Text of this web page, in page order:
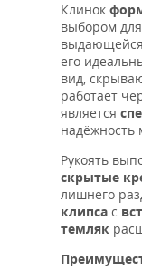
Клинок
выбором для
выдающейся
его
вид,
работает
является
надёжность
Рукоять
скрытые
лишнего
клипса с
темляк